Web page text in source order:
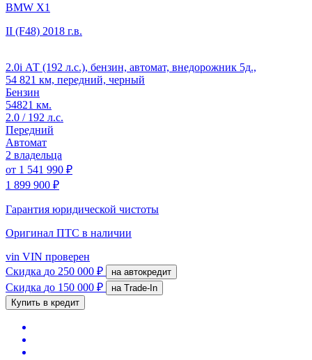
BMW X1
II (F48) 2018 г.в.
2.0i АТ (192 л.с.), бензин, автомат, внедорожник 5д.,
54 821 км, передний, черный
Бензин
54821 км.
2.0 / 192 л.с.
Передний
Автомат
2 владельца
от 1 541 990 ₽
1 899 900 ₽
Гарантия юридической чистоты
Оригинал ПТС в наличии
vin VIN проверен
Скидка до 250 000 ₽ на автокредит
Скидка до 150 000 ₽
на Trade-In
Купить в кредит